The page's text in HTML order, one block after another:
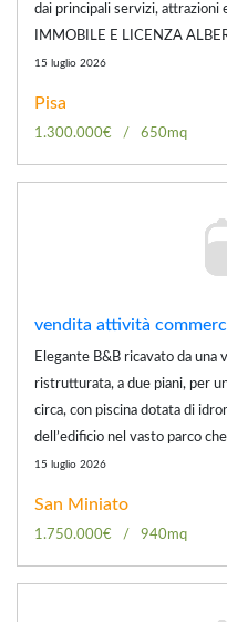
dai principali servizi, attrazioni
IMMOBILE E LICENZA
15 luglio 2026
Pisa
1.300.000€ 650mq
vendita attività
Elegante B&B ricavato da una
ristrutturata, a due piani, per
circa, con piscina dotata di
dell’edificio nel vasto parco
15 luglio 2026
San Miniato
1.750.000€ 940mq